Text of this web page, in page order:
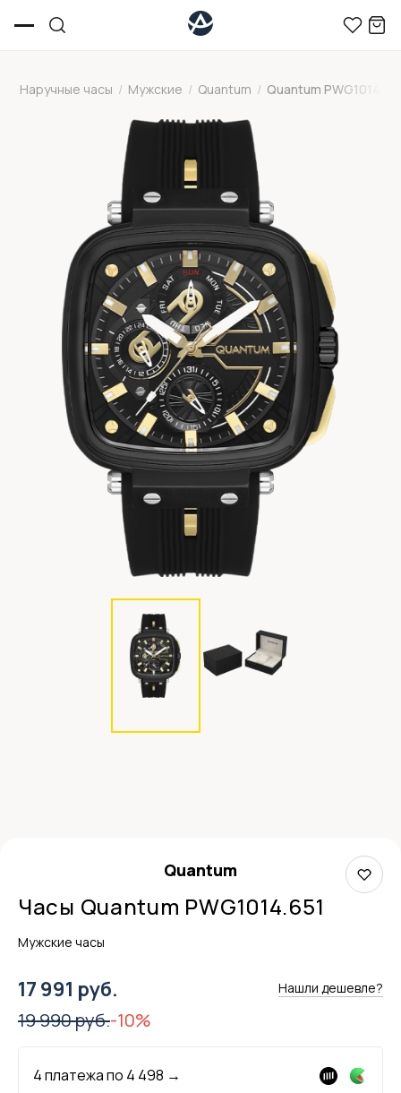
Наручные часы / Мужские / Quantum / Quantum
Quantum
Часы Quantum PWG1014.651
Мужские часы
17 991 руб. Нашли дешевле?
19 990 руб.-10%
4 платежа по 4 498 →